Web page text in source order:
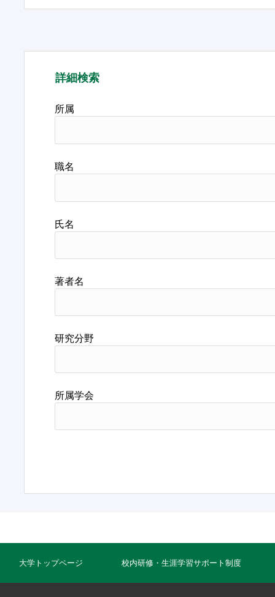
詳細検索
所属
職名
氏名
著者名
研究分野
所属学会
大学トップページ 校内研修・生涯学習サポート制度